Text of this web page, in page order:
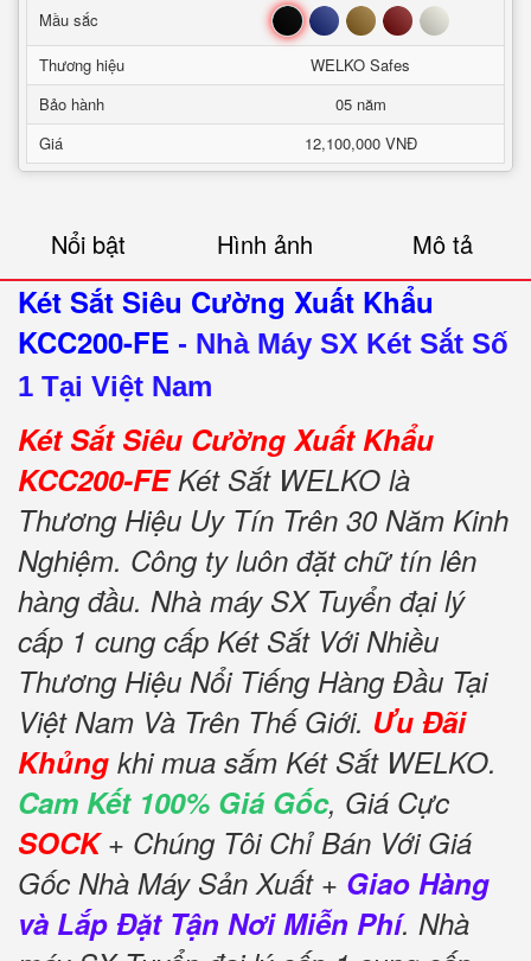
Mầu sắc Đen Xanh Nâu Đỏ Trắng
Thương hiệu
WELKO Safes
Bảo hành
05 năm
Giá
12,100,000 VNĐ
Nổi bật Hình ảnh Mô tả
Két Sắt Siêu Cường Xuất Khẩu
KCC200-FE - Nhà Máy SX Két Sắt Số
1 Tại Việt Nam
Két Sắt Siêu Cường Xuất Khẩu
KCC200-FEKét Sắt WELKO là
Thương Hiệu Uy Tín Trên 30 Năm Kinh
Nghiệm. Công ty luôn đặt chữ tín lên
hàng đầu. Nhà máy SX Tuyển đại lý
cấp 1 cung cấp Két Sắt Với Nhiều
Thương Hiệu Nổi Tiếng Hàng Đầu Tại
Việt Nam Và Trên Thế Giới. Ưu Đãi
Khủng khi mua sắm Két Sắt WELKO.
Cam Kết 100% Giá Gốc, Giá Cực
SOCK+ Chúng Tôi Chỉ Bán Với Giá
Gốc Nhà Máy Sản Xuất + Giao Hàng
và Lắp Đặt Tận Nơi Miễn Phí. Nhà